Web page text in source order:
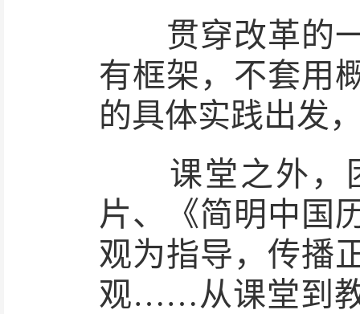
贯穿改革的一
有框架，不套用
的具体实践出发
课堂之外，团
片、《简明中国
观为指导，传播
观……从课堂到